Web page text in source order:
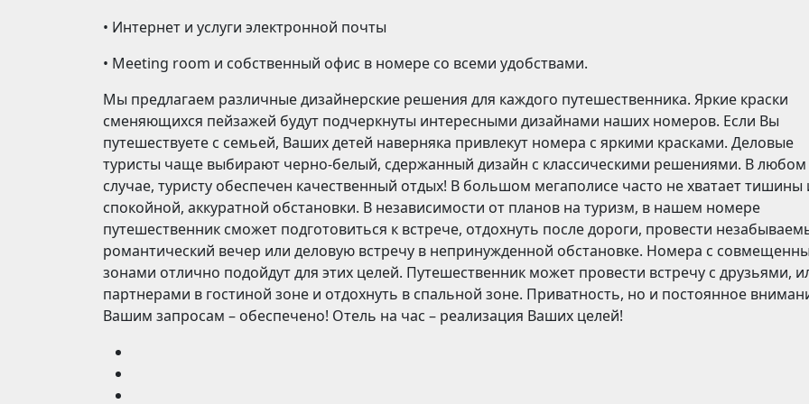
• Интернет и услуги электронной почты
• Meeting room и собственный офис в номере со всеми удобствами.
Мы предлагаем различные дизайнерские решения для каждого путешественника. Яркие краски
сменяющихся пейзажей будут подчеркнуты интересными дизайнами наших номеров. Если Вы
путешествуете с семьей, Ваших детей наверняка привлекут номера с яркими красками. Деловые
туристы чаще выбирают черно-белый, сдержанный дизайн с классическими решениями. В любом
случае, туристу обеспечен качественный отдых! В большом мегаполисе часто не хватает тишины
спокойной, аккуратной обстановки. В независимости от планов на туризм, в нашем номере
путешественник сможет подготовиться к встрече, отдохнуть после дороги, провести
романтический вечер или деловую встречу в непринужденной обстановке. Номера с
зонами отлично подойдут для этих целей. Путешественник может провести встречу с друзьями,
партнерами в гостиной зоне и отдохнуть в спальной зоне. Приватность, но и постоянное
Вашим запросам – обеспечено! Отель на час – реализация Ваших целей!